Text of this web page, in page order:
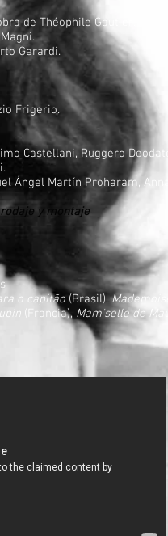
de Théophile Gautier.
Magni.
Gerardi.
Frigerio.
Castellani, Ruggero Deodato.
Ángel Martín Proharam,
y montaje
o capitão (Brasil),
(Francia), Mam'selle de